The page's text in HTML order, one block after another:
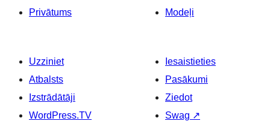
Privātums
Modeļi
Uzziniet
Atbalsts
Izstrādātāji
WordPress.TV
Iesaistieties
Pasākumi
Ziedot
Swag ↗